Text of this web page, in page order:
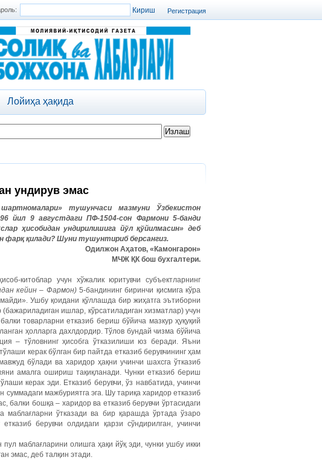
Регистрация
Лойиҳа ҳақида
ундирув эмас
тушунчаси мазмуни Ўзбекистон
йил 9 августдаги ПФ-1504-сон Фармони 5-банди
ҳисобидан ундирилишига йўл қўйилмасин» деб
фарқ қилади? Шуни тушунтириб берсангиз.
Одилжон Аҳатов, «Камонгарон»
МЧЖ ҚК бош бухгалтери.
китоблар учун хўжалик юритувчи субъектларнинг
кейин – Фармон)5-бандининг биринчи қисмига кўра
Ушбу қоидани қўллашда бир жиҳатга эътиборни
ишлар, кўрсатиладиган хизматлар) учун
товарларни етказиб бериш бўйича мазкур ҳуқуқий
ҳолларга дахлдордир. Тўлов бундай чизма бўйича
– тўловнинг ҳисобга ўтказилиши юз беради. Яъни
керак бўлган бир пайтда етказиб берувчининг ҳам
бўлади ва харидор ҳақни учинчи шахсга ўтказиб
амалга ошириш тақиқланади. Чунки етказиб бериш
керак эди. Етказиб берувчи, ўз навбатида, учинчи
мажбуриятга эга. Шу тариқа харидор етказиб
балки бошқа – харидор ва етказиб берувчи ўртасидаги
маблағларни ўтказади ва бир қарашда ўртада ўзаро
берувчи олдидаги қарзи сўндирилган, учинчи
маблағларини олишга ҳақи йўқ эди, чунки ушбу икки
эмас, деб талқин этади.